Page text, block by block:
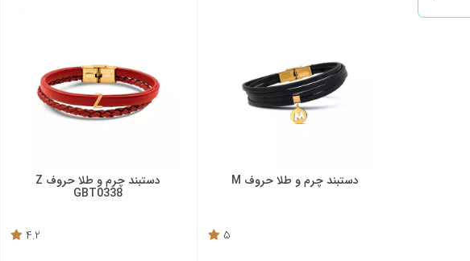
دستبند چرم و طلا حروف M
5
دستبند چرم و طلا حروف Z
GBT0338
4.2